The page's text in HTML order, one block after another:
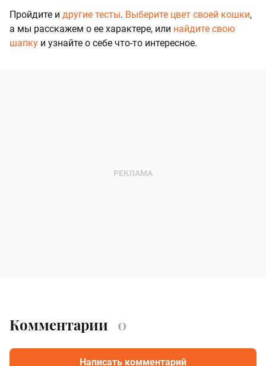
Пройдите и другие тесты. Выберите цвет своей кошки,
а мы расскажем о ее характере, или найдите свою
шапку и узнайте о себе что-то интересное.
Комментарии 0
Написать комментарий